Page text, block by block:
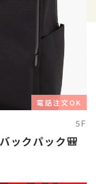
電話注文OK
5F
ックパック🎒